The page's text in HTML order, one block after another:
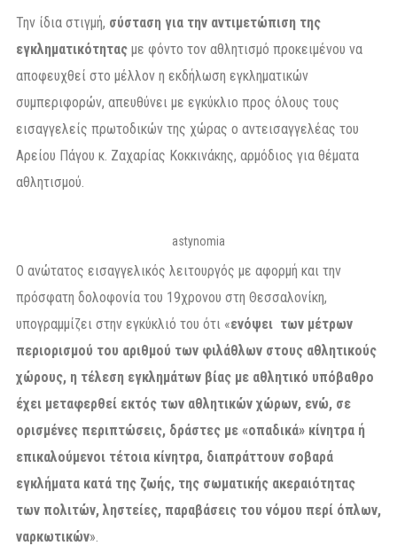
Την ίδια στιγμή, σύσταση για την αντιμετώπιση της
εγκληματικότητας με φόντο τον αθλητισμό προκειμένου να
αποφευχθεί στο μέλλον η εκδήλωση εγκληματικών
συμπεριφορών, απευθύνει με εγκύκλιο προς όλους τους
εισαγγελείς πρωτοδικών της χώρας ο αντεισαγγελέας του
Αρείου Πάγου κ. Ζαχαρίας Κοκκινάκης, αρμόδιος για θέματα
αθλητισμού.
astynomia
Ο ανώτατος εισαγγελικός λειτουργός με αφορμή και την
πρόσφατη δολοφονία του 19χρονου στη Θεσσαλονίκη,
υπογραμμίζει στην εγκύκλιό του ότι «ενόψει των μέτρων
περιορισμού του αριθμού των φιλάθλων στους αθλητικούς
χώρους, η τέλεση εγκλημάτων βίας με αθλητικό υπόβαθρο
έχει μεταφερθεί εκτός των αθλητικών χώρων, ενώ, σε
ορισμένες περιπτώσεις, δράστες με «οπαδικά» κίνητρα ή
επικαλούμενοι τέτοια κίνητρα, διαπράττουν σοβαρά
εγκλήματα κατά της ζωής, της σωματικής ακεραιότητας
των πολιτών, ληστείες, παραβάσεις του νόμου περί όπλων,
ναρκωτικών».